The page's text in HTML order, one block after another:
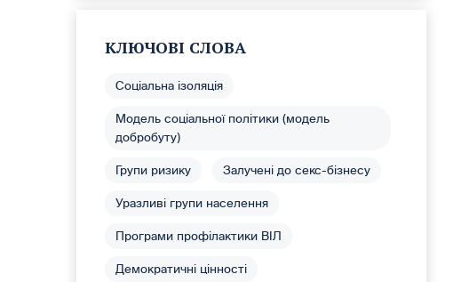
КЛЮЧОВІ СЛОВА
Соціальна ізоляція
Модель соціальної політики (модель
добробуту)
Групи ризику Залучені до секс-бізнесу
Уразливі групи населення
Програми профілактики ВІЛ
Демократичні цінності